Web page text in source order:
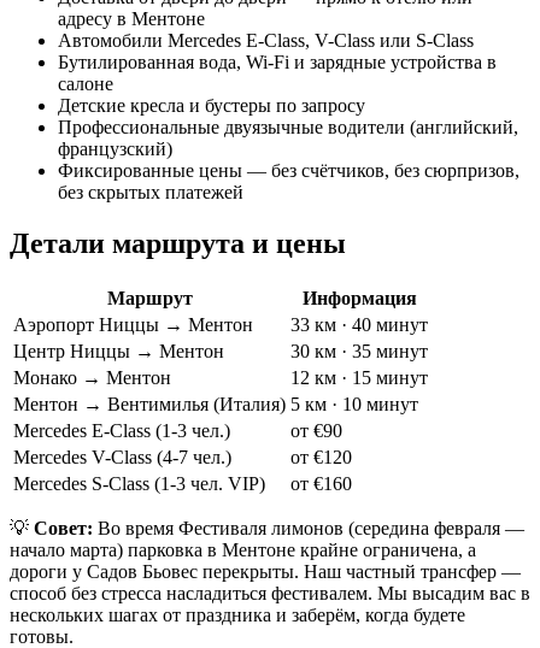
адресу в Ментоне
Автомобили Mercedes E-Class, V-Class или S-Class
Бутилированная вода, Wi-Fi и зарядные устройства в
салоне
Детские кресла и бустеры по запросу
Профессиональные двуязычные водители (английский,
французский)
Фиксированные цены — без счётчиков, без сюрпризов,
без скрытых платежей
Детали маршрута и цены
Маршрут
Информация
Аэропорт Ниццы → Ментон
33 км · 40 минут
Центр Ниццы → Ментон
30 км · 35 минут
Монако → Ментон
12 км · 15 минут
Ментон → Вентимилья (Италия) 5 км · 10 минут
Mercedes E-Class (1-3 чел.)
от €90
Mercedes V-Class (4-7 чел.)
от €120
Mercedes S-Class (1-3 чел. VIP)
от €160
💡 Совет: Во время Фестиваля лимонов (середина февраля —
начало марта) парковка в Ментоне крайне ограничена, а
дороги у Садов Бьовес перекрыты. Наш частный трансфер —
способ без стресса насладиться фестивалем. Мы высадим вас в
нескольких шагах от праздника и заберём, когда будете
готовы.